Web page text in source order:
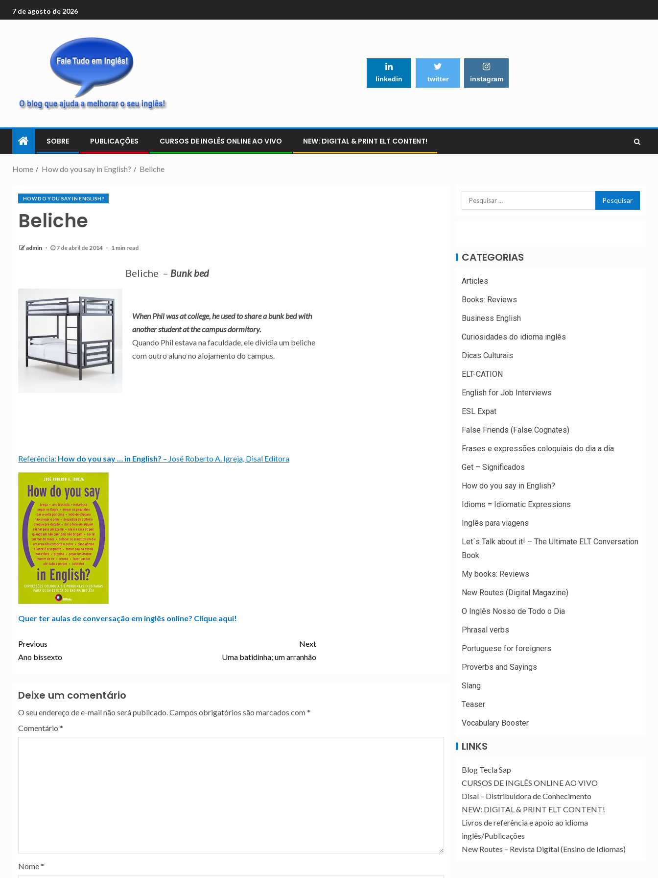
7 de agosto de 2026
linkedin twitter instagram
SOBRE PUBLICAÇÕES CURSOS DE INGLÊS ONLINE AO VIVO NEW: DIGITAL & PRINT ELT CONTENT!
Home How do you say in English? Beliche
HOW DO YOU SAY IN ENGLISH?
Beliche
admin 7 de abril de 2014 1 min read
Beliche – Bunk bed
When Phil was at college, he used to share a bunk bed with
another student at the campus dormitory.
Quando Phil estava na faculdade, ele dividia um beliche
com outro aluno no alojamento do campus.
Referência: How do you say … in English? – José Roberto A. Igreja, Disal Editora
Quer ter aulas de conversação em inglês online? Clique aqui!
Previous
Ano bissexto
Next
Uma batidinha; um arranhão
Deixe um comentário
O seu endereço de e-mail não será publicado.Campos obrigatórios são marcados com*
Comentário *
Nome*
CATEGORIAS
Articles
Books: Reviews
Business English
Curiosidades do idioma inglês
Dicas Culturais
ELT-CATION
English for Job Interviews
ESL Expat
False Friends (False Cognates)
Frases e expressões coloquiais do dia a dia
Get – Significados
How do you say in English?
Idioms = Idiomatic Expressions
Inglês para viagens
Let´s Talk about it! – The Ultimate ELT Conversation
Book
My books: Reviews
New Routes (Digital Magazine)
O Inglês Nosso de Todo o Dia
Phrasal verbs
Portuguese for foreigners
Proverbs and Sayings
Slang
Teaser
Vocabulary Booster
LINKS
Blog Tecla Sap
CURSOS DE INGLÊS ONLINE AO VIVO
Disal – Distribuidora de Conhecimento
NEW: DIGITAL & PRINT ELT CONTENT!
Livros de referência e apoio ao idioma
inglês/Publicações
New Routes – Revista Digital (Ensino de Idiomas)